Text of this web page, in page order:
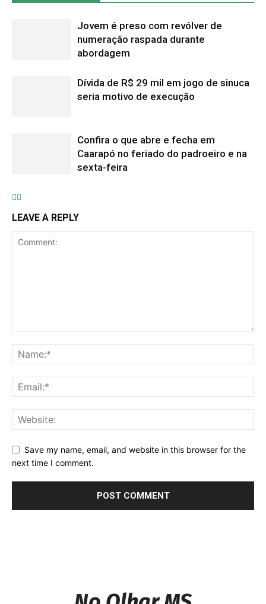
Jovem é preso com revólver de
numeração raspada durante
abordagem
Dívida de R$ 29 mil em jogo de sinuca
seria motivo de execução
Confira o que abre e fecha em
Caarapó no feriado do padroeiro e na
sexta-feira
LEAVE A REPLY
Save my name, email, and website in this browser for the
next time I comment.